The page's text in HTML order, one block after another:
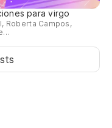
para virgo
Roberta Campos,